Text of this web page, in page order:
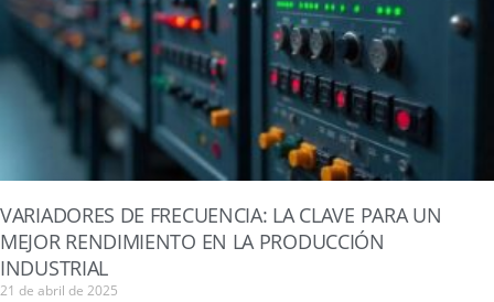
VARIADORES DE FRECUENCIA: LA CLAVE PARA UN
MEJOR RENDIMIENTO EN LA PRODUCCIÓN
INDUSTRIAL
21 de abril de 2025